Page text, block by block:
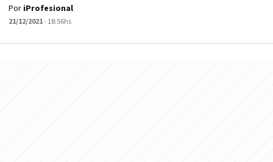
Por iProfesional
21/12/2021- 18:56hs